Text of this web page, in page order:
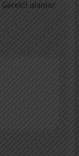
Gerekli alanlar